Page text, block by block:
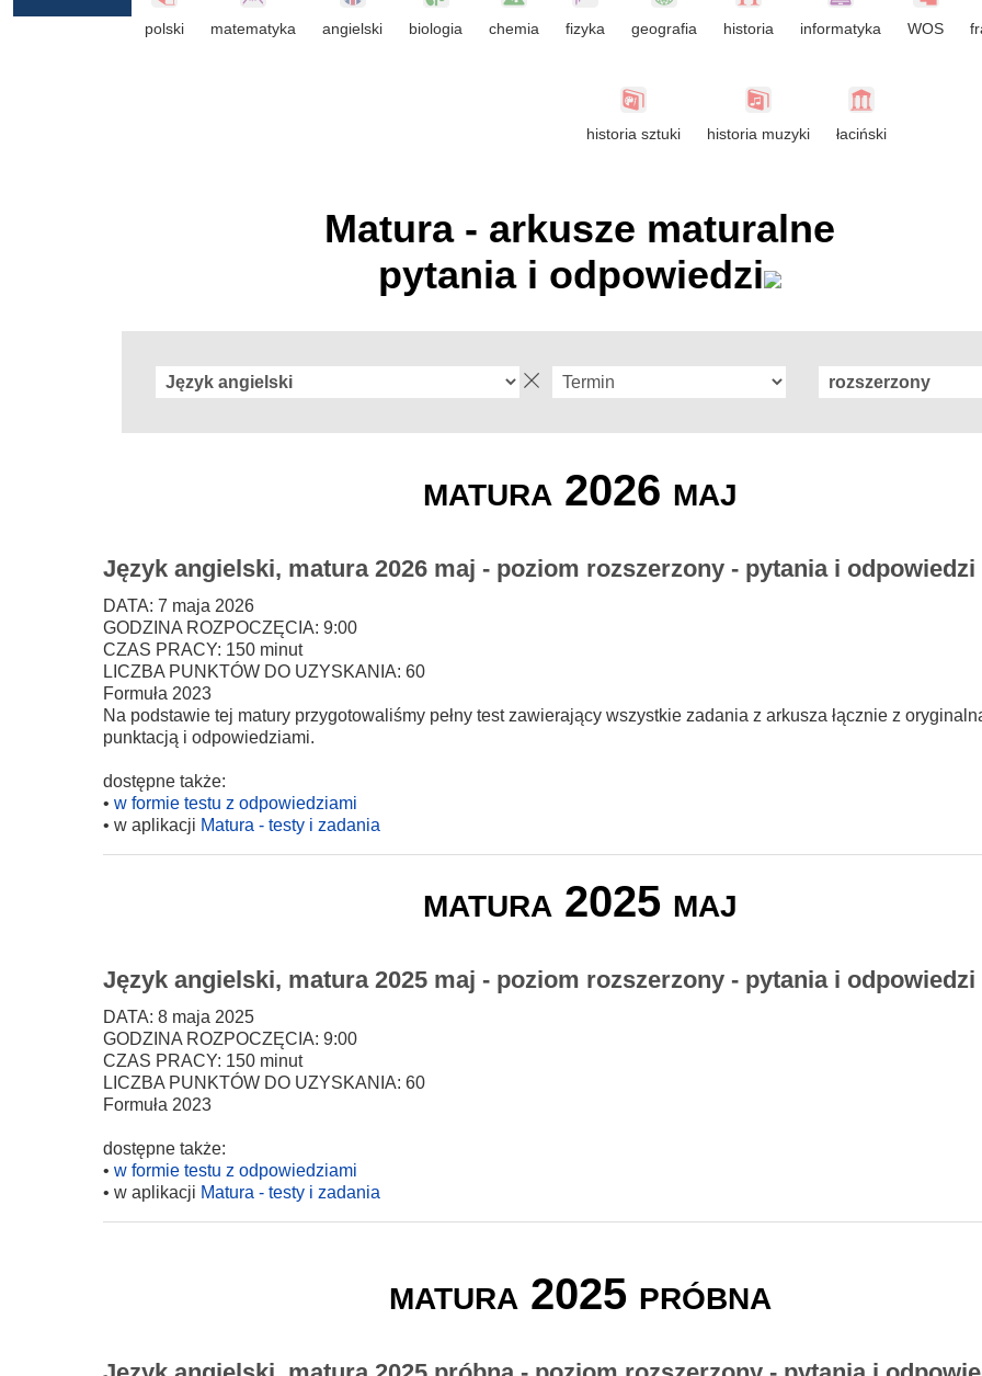
polski matematyka angielski biologia chemia fizyka geografia historia informatyka WOS
historia sztuki historia muzyki łaciński
Matura - arkusze maturalne
pytania i odpowiedzi
matura 2026 maj
Język angielski, matura 2026 maj - poziom rozszerzony - pytania i odpowiedzi
DATA: 7 maja 2026
GODZINA ROZPOCZĘCIA: 9:00
CZAS PRACY: 150 minut
LICZBA PUNKTÓW DO UZYSKANIA: 60
Formuła 2023
Na podstawie tej matury przygotowaliśmy pełny test zawierający wszystkie zadania z arkusza łącznie z
punktacją i odpowiedziami.
dostępne także:
• w formie testu z odpowiedziami
• w aplikacji Matura - testy i zadania
matura 2025 maj
Język angielski, matura 2025 maj - poziom rozszerzony - pytania i odpowiedzi
DATA: 8 maja 2025
GODZINA ROZPOCZĘCIA: 9:00
CZAS PRACY: 150 minut
LICZBA PUNKTÓW DO UZYSKANIA: 60
Formuła 2023
dostępne także:
• w formie testu z odpowiedziami
• w aplikacji Matura - testy i zadania
matura 2025 próbna